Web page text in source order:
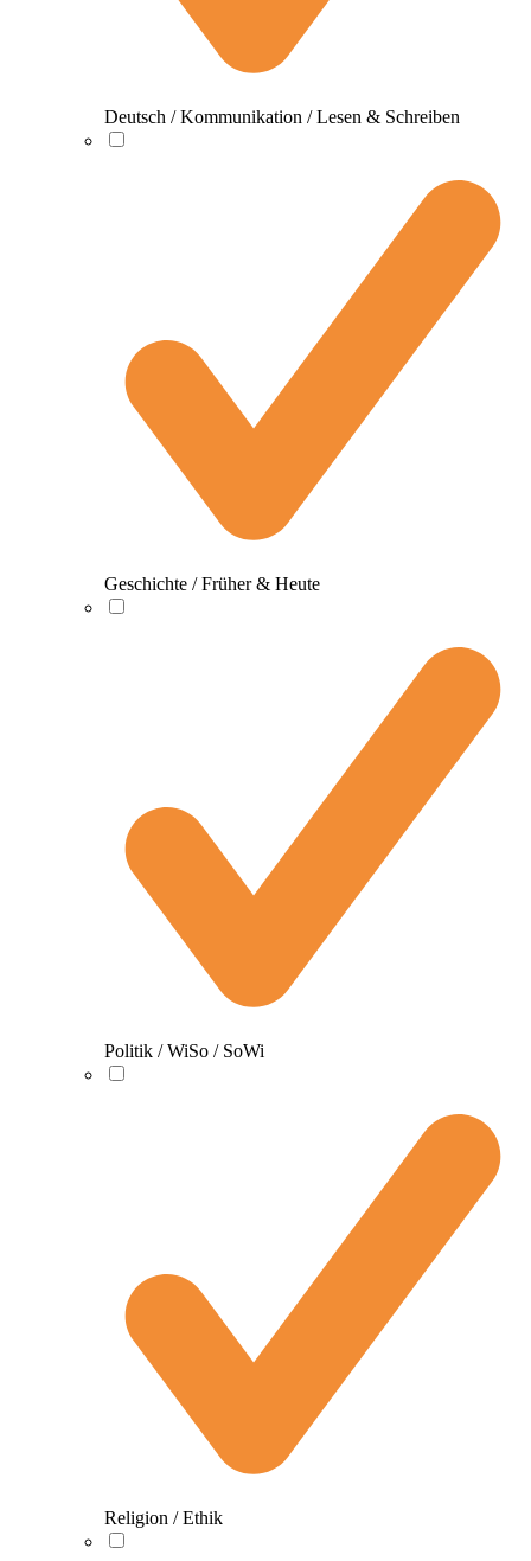
Deutsch / Kommunikation / Lesen & Schreiben
Geschichte / Früher & Heute
Politik / WiSo / SoWi
Religion / Ethik